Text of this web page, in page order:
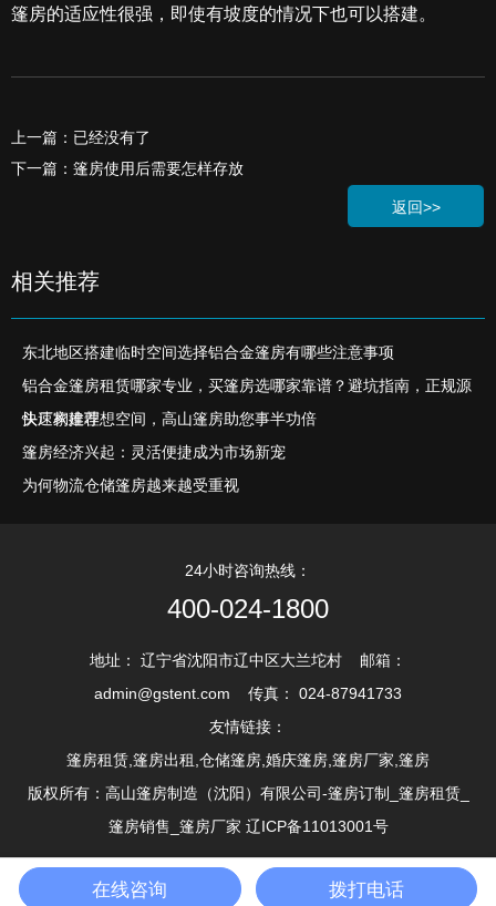
篷房的适应性很强，即使有坡度的情况下也可以搭建。
上一篇：已经没有了
下一篇：篷房使用后需要怎样存放
返回>>
相关推荐
东北地区搭建临时空间选择铝合金篷房有哪些注意事项
铝合金篷房租赁哪家专业，买篷房选哪家靠谱？避坑指南，正规源
头厂家推荐
快速构建理想空间，高山篷房助您事半功倍
篷房经济兴起：灵活便捷成为市场新宠
为何物流仓储篷房越来越受重视
24小时咨询热线：
400-024-1800
地址： 辽宁省沈阳市辽中区大兰坨村 邮箱：
admin@gstent.com 传真： 024-87941733
友情链接：
篷房租赁,篷房出租,仓储篷房,婚庆篷房,篷房厂家,篷房
版权所有：高山篷房制造（沈阳）有限公司-篷房订制_篷房租赁_
篷房销售_篷房厂家 辽ICP备11013001号
在线咨询 拨打电话